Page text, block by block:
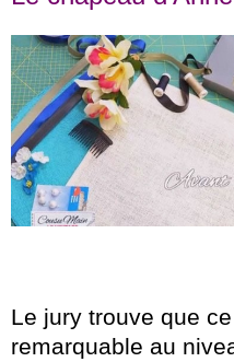
Le jury trouve que
remarquable au